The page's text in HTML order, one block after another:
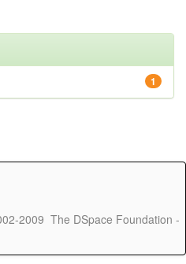
1
2009 The DSpace Foundation -